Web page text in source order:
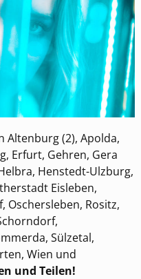
Altenburg (2), Apolda,
Erfurt, Gehren, Gera
Henstedt-Ulzburg,
Eisleben,
Oschersleben, Rositz,
Sülzetal,
Wien und
und Teilen!